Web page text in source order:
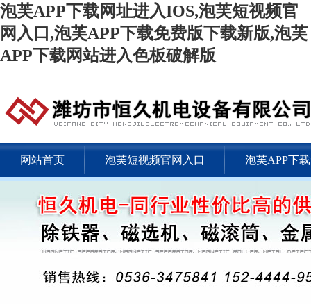
泡芙APP下载网址进入IOS,泡芙短视频官
网入口,泡芙APP下载免费版下载新版,泡芙
APP下载网站进入色板破解版
网站首页 泡芙短视频官网入口 泡芙APP下
金属探测仪 工业自动化 联系泡芙APP下载